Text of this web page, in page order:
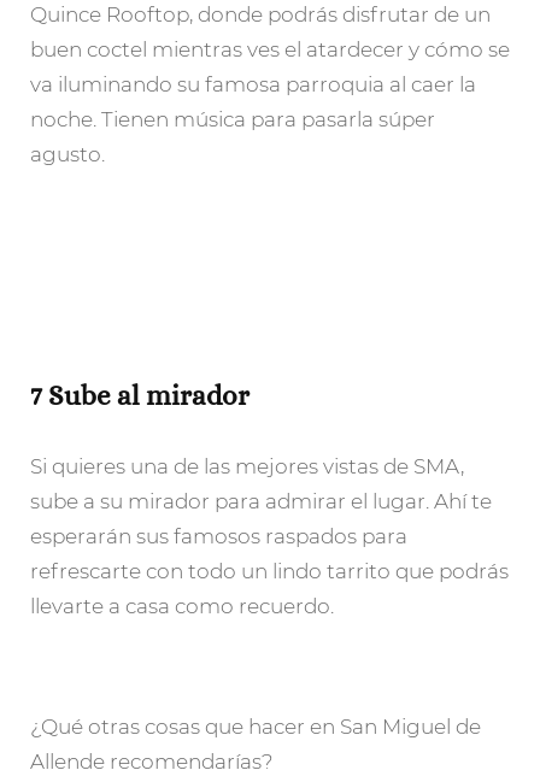
Quince Rooftop, donde podrás disfrutar de un
buen coctel mientras ves el atardecer y cómo se
va iluminando su famosa parroquia al caer la
noche. Tienen música para pasarla súper
agusto.
7 Sube al mirador
Si quieres una de las mejores vistas de SMA,
sube a su mirador para admirar el lugar. Ahí te
esperarán sus famosos raspados para
refrescarte con todo un lindo tarrito que podrás
llevarte a casa como recuerdo.
¿Qué otras cosas que hacer en San Miguel de
Allende recomendarías?